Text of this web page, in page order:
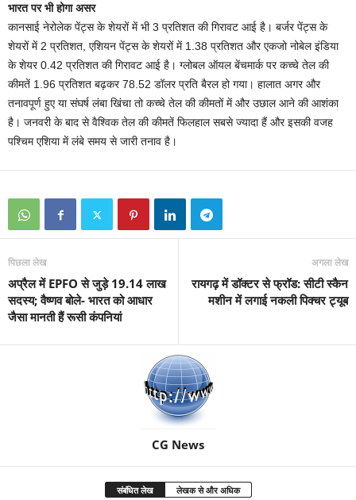
भारत पर भी होगा असर
कानसाई नेरोलेक पेंट्स के शेयरों में भी 3 प्रतिशत की गिरावट आई है। बर्जर पेंट्स के
शेयरों में 2 प्रतिशत, एशियन पेंट्स के शेयरों में 1.38 प्रतिशत और एकजो नोबेल इंडिया
के शेयर 0.42 प्रतिशत की गिरावट आई है। ग्लोबल ऑयल बेंचमार्क पर कच्चे तेल की
कीमतें 1.96 प्रतिशत बढ़कर 78.52 डॉलर प्रति बैरल हो गया। हालात अगर और
तनावपूर्ण हुए या संघर्ष लंबा खिंचा तो कच्चे तेल की कीमतों में और उछाल आने की आशंका
है। जनवरी के बाद से वैश्विक तेल की कीमतें फिलहाल सबसे ज्यादा हैं और इसकी वजह
पश्चिम एशिया में लंबे समय से जारी तनाव है।
पिछला लेख
अप्रैल में EPFO से जुड़े 19.14 लाख
सदस्य; वैष्णव बोले- भारत को आधार
जैसा मानती हैं रूसी कंपनियां
अगला लेख
रायगढ़ में डॉक्टर से फ्रॉड: सीटी स्कैन
मशीन में लगाई नकली पिक्चर ट्यूब
CG News
संबंधित लेख लेखक से और अधिक